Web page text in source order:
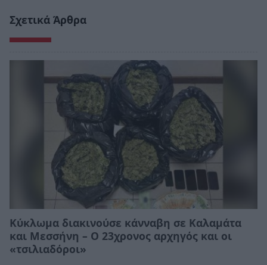
Σχετικά Άρθρα
Κύκλωμα διακινούσε κάνναβη σε Καλαμάτα
και Μεσσήνη – Ο 23χρονος αρχηγός και οι
«τσιλιαδόροι»